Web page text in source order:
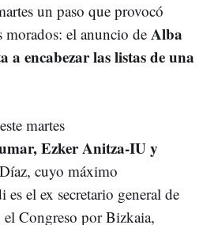
un paso que provocó
el anuncio de Alba
a encabezar las listas de una
martes
Ezker Anitza-IU y
cuyo máximo
es el ex secretario general de
Congreso por Bizkaia,